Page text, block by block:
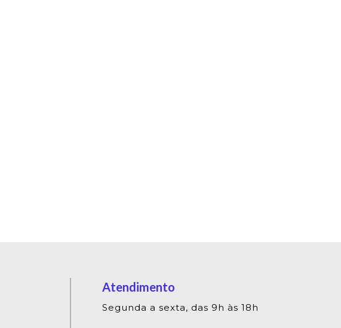
Atendimento
Segunda a sexta, das 9h às 18h